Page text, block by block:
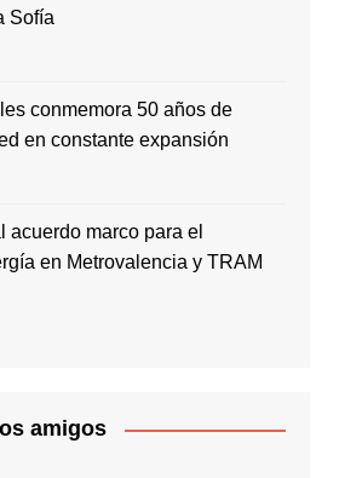
Sofía
conmemora 50 años de
en constante expansión
acuerdo marco para el
en Metrovalencia y TRAM
amigos